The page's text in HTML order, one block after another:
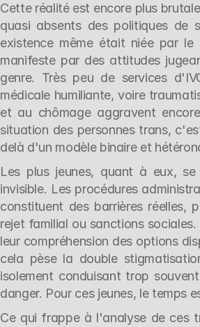
Cette réalité est encore plus
quasi absents des politiques de
existence même était niée par
manifeste par des attitudes
genre. Très peu de services
médicale humiliante, voire
et au chômage aggravent
situation des personnes trans,
delà d'un modèle binaire et
Les plus jeunes, quant à eux,
invisible. Les procédures
constituent des barrières réelles,
rejet familial ou sanctions
leur compréhension des options
cela pèse la double
isolement conduisant trop
danger. Pour ces jeunes, le temps
Ce qui frappe à l'analyse de ces